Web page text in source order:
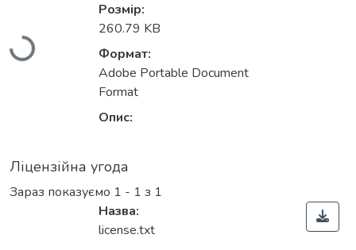
Вантажиться...
Розмір:
260.79 KB
Формат:
Adobe Portable Document
Format
Опис:
Ліцензійна угода
Зараз показуємо 1 - 1 з 1
Назва:
license.txt